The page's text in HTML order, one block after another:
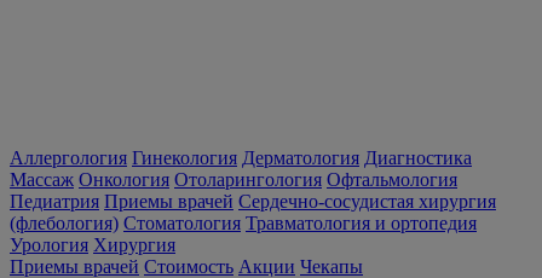
Аллергология Гинекология Дерматология Диагностика
Массаж Онкология Отоларингология Офтальмология
Педиатрия Приемы врачей Сердечно-сосудистая хирургия
(флебология) Стоматология Травматология и ортопедия
Урология Хирургия
Приемы врачей Стоимость Акции Чекапы